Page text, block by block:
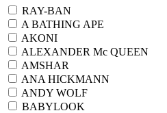
RAY-BAN
A BATHING APE
AKONI
ALEXANDER Mc QUEEN
AMSHAR
ANA HICKMANN
ANDY WOLF
BABYLOOK